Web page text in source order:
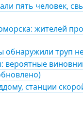
пять человек,
жителей
обнаружили труп
станции